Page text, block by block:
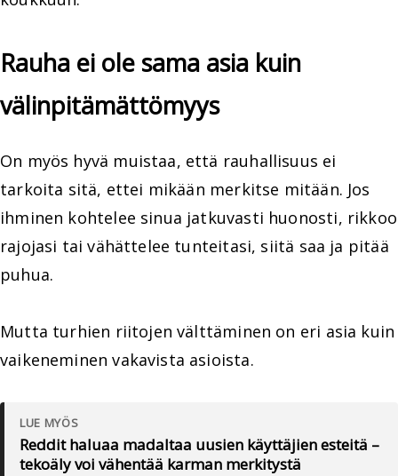
Rauha ei ole sama asia kuin
välinpitämättömyys
On myös hyvä muistaa, että rauhallisuus ei
tarkoita sitä, ettei mikään merkitse mitään. Jos
ihminen kohtelee sinua jatkuvasti huonosti, rikkoo
rajojasi tai vähättelee tunteitasi, siitä saa ja pitää
puhua.
Mutta turhien riitojen välttäminen on eri asia kuin
vaikeneminen vakavista asioista.
LUE MYÖS
Reddit haluaa madaltaa uusien käyttäjien esteitä –
tekoäly voi vähentää karman merkitystä